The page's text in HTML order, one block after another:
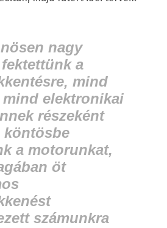
nagy
a
mind
mind elektronikai
részeként
köntösbe
a motorunkat,
öt
számunkra